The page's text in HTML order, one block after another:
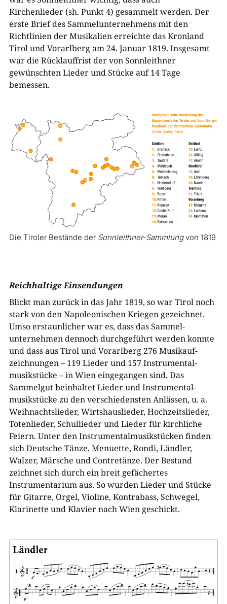
Kirchenlieder (sh. Punkt 4) gesammelt werden. Der
erste Brief des Sammelunternehmens mit den
Richtlinien der Musikalien erreichte das Kronland
Tirol und Vorarlberg am 24. Januar 1819. Insgesamt
war die Rücklauffrist der von Sonnleithner
gewünschten Lieder und Stücke auf 14 Tage
bemessen.
Die Tiroler Bestände der Sonnleithner-Sammlungvon 1819
Reichhaltige Einsendungen
Blickt man zurück in das Jahr 1819, so war Tirol noch
stark von den Napoleon­ischen Kriegen gezeichnet.
Umso erstaunlicher war es, dass das Sammel­
unternehmen dennoch durchgeführt werden konnte
und dass aus Tirol und Vorarlberg 276 Musik­auf­
zeichnungen – 119 Lieder und 157 Instru­mental­
musik­stücke – in Wien eingegangen sind. Das
Sammelgut beinhaltet Lieder und Instrumental­
musikstücke zu den verschiedensten Anlässen, u. a.
Weihnachts­lieder, Wirtshaus­lieder, Hochzeitslieder,
Toten­lieder, Schul­lieder und Lieder für kirchliche
Feiern. Unter den Instru­mental­musikstücken finden
sich Deutsche Tänze, Menuette, Rondi, Ländler,
Walzer, Märsche und Contretänze. Der Bestand
zeichnet sich durch ein breit gefächertes
Instrumentarium aus. So wurden Lieder und Stücke
für Gitarre, Orgel, Violine, Kontrabass, Schwegel,
Klarinette und Klavier nach Wien geschickt.